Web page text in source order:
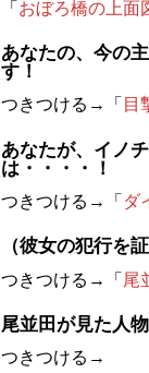
「 おぼろ橋の上面
あなたの、今の
す！
つきつける→「 目
あなたが、イノ
は・・・・！
つきつける→「 ダ
（彼女の犯行を
つきつける→「 尾
尾並田が見た人物
つきつける→